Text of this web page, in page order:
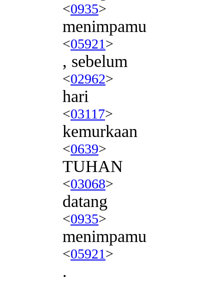
<0935>
menimpamu
<05921>
, sebelum
<02962>
hari
<03117>
kemurkaan
<0639>
TUHAN
<03068>
datang
<0935>
menimpamu
<05921>
.